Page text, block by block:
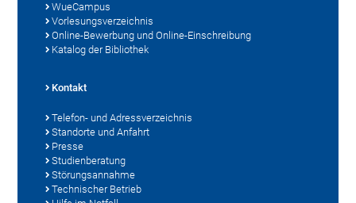
WueCampus
Vorlesungsverzeichnis
Online-Bewerbung und Online-Einschreibung
Katalog der Bibliothek
Kontakt
Telefon- und Adressverzeichnis
Standorte und Anfahrt
Presse
Studienberatung
Störungsannahme
Technischer Betrieb